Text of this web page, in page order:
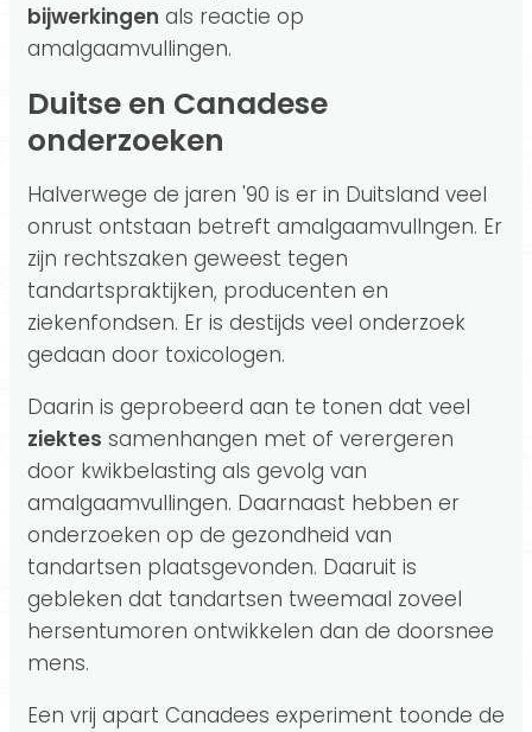
bijwerkingen als reactie op
amalgaamvullingen.
Duitse en Canadese
onderzoeken
Halverwege de jaren '90 is er in Duitsland veel
onrust ontstaan betreft amalgaamvullngen. Er
zijn rechtszaken geweest tegen
tandartspraktijken, producenten en
ziekenfondsen. Er is destijds veel onderzoek
gedaan door toxicologen.
Daarin is geprobeerd aan te tonen dat veel
ziektes samenhangen met of verergeren
door kwikbelasting als gevolg van
amalgaamvullingen. Daarnaast hebben er
onderzoeken op de gezondheid van
tandartsen plaatsgevonden. Daaruit is
gebleken dat tandartsen tweemaal zoveel
hersentumoren ontwikkelen dan de doorsnee
mens.
Een vrij apart Canadees experiment toonde de